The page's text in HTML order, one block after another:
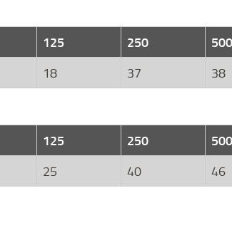
125 250 500
18 37 38
125 250 500
25 40 46